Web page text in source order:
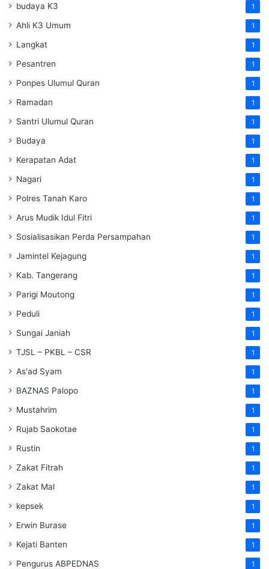
budaya K3 1
Ahli K3 Umum 1
Langkat 1
Pesantren 1
Ponpes Ulumul Quran 1
Ramadan 1
Santri Ulumul Quran 1
Budaya 1
Kerapatan Adat 1
Nagari 1
Polres Tanah Karo 1
Arus Mudik Idul Fitri 1
Sosialisasikan Perda Persampahan 1
Jamintel Kejagung 1
Kab. Tangerang 1
Parigi Moutong 1
Peduli 1
Sungai Janiah 1
TJSL – PKBL – CSR 1
As'ad Syam 1
BAZNAS Palopo 1
Mustahrim 1
Rujab Saokotae 1
Rustin 1
Zakat Fitrah 1
Zakat Mal 1
kepsek 1
Erwin Burase 1
Kejati Banten 1
Pengurus ABPEDNAS 1